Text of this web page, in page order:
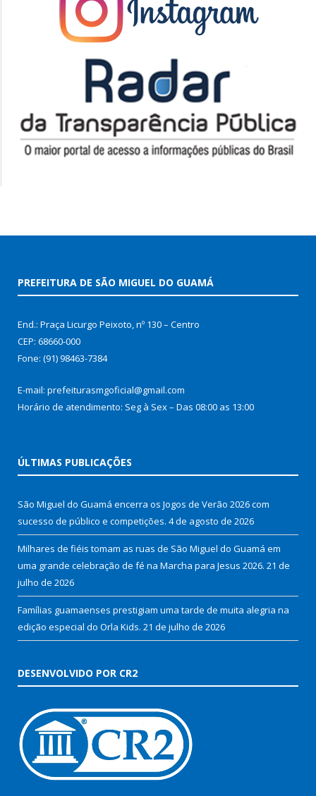
PREFEITURA DE SÃO MIGUEL DO GUAMÁ
End.: Praça Licurgo Peixoto, nº 130 – Centro
CEP: 68660-000
Fone: (91) 98463-7384
E-mail: prefeiturasmgoficial@gmail.com
Horário de atendimento: Seg à Sex – Das 08:00 as 13:00
ÚLTIMAS PUBLICAÇÕES
São Miguel do Guamá encerra os Jogos de Verão 2026 com
sucesso de público e competições. 4 de agosto de 2026
Milhares de fiéis tomam as ruas de São Miguel do Guamá em
uma grande celebração de fé na Marcha para Jesus 2026. 21 de
julho de 2026
Famílias guamaenses prestigiam uma tarde de muita alegria na
edição especial do Orla Kids. 21 de julho de 2026
DESENVOLVIDO POR CR2